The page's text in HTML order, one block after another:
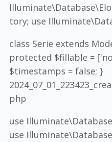
tory; use
class Serie extends
protected $fillable =
$timestamps = false; }
php
use
use